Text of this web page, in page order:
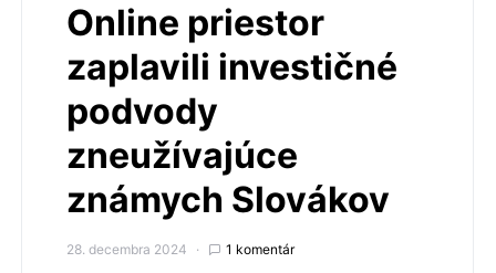
Online priestor
zaplavili investičné
podvody
zneužívajúce
známych Slovákov
28. decembra 2024 1 komentár